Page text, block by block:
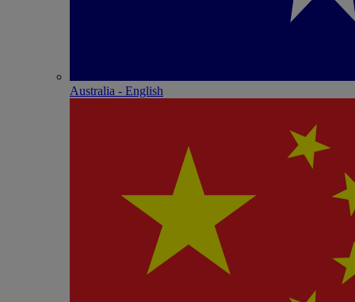
Australia - English